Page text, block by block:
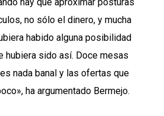
no sólo el dinero, y mucha
habido alguna posibilidad
hubiera sido así. Doce mesas
nada banal y las ofertas que
ha argumentado Bermejo.